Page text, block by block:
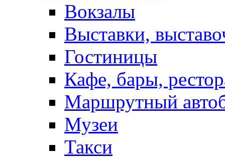
Вокзалы
Выставки,
Гостиницы
Кафе, бары,
Маршрутный
Музеи
Такси